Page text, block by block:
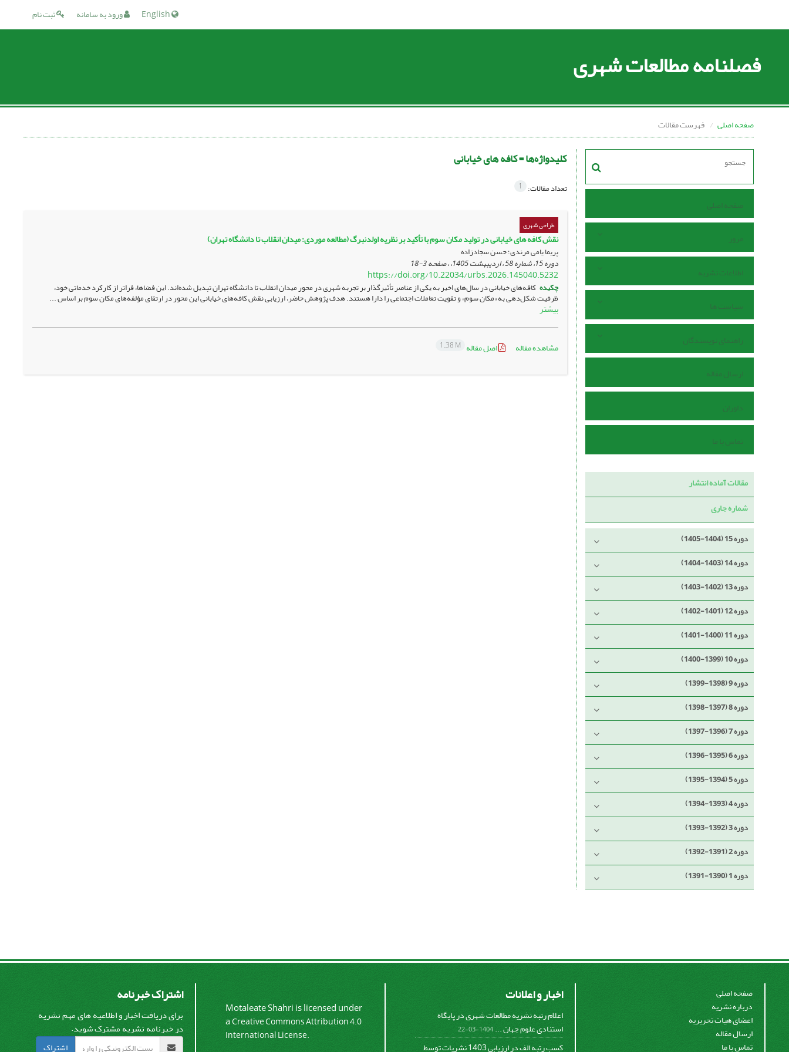
ثبت نام ورود به سامانه
فصلنامه مطالعات شهری
صفحه اصلی فهرست مقالات
صفحه اصلی
مرور
اطلاعات نشریه
سیاست ها
راهنمای نویسندگان
ارسال مقاله
داوران
تماس با ما
مقالات آماده انتشار
شماره جاری
دوره 15 (1404-1405)
دوره 14 (1403-1404)
دوره 13 (1402-1403)
دوره 12 (1401-1402)
دوره 11 (1400-1401)
دوره 10 (1399-1400)
دوره 9 (1398-1399)
دوره 8 (1397-1398)
دوره 7 (1396-1397)
دوره 6 (1395-1396)
دوره 5 (1394-1395)
دوره 4 (1393-1394)
دوره 3 (1392-1393)
دوره 2 (1391-1392)
دوره 1 (1390-1391)
کلیدواژه‌ها =کافه های خیابانی
تعداد مقالات: 1
طراحی شهری
نقش کافه های خیابانی در تولید مکان سوم با تأکید بر نظریه اولدنبرگ (مطالعه موردی: میدان انقلاب تا دانشگاه تهران)
پریما یامی مرندی؛ حسن سجادزاده
دوره 15، شماره 58 ، اردیبهشت 1405، ، صفحه 3-18
https://doi.org/10.22034/urbs.2026.145040.5232
چکیده کافه‌های خیابانی در سال‌های اخیر به یکی از عناصر تأثیرگذار بر تجربه شهری در محور میدان انقلاب تا دانشگاه تهران تبدیل شده‌اند. این فضاها، فراتر از کارکرد خدماتی خود،
ظرفیت شکل‌دهی به «مکان سوم» و تقویت تعاملات اجتماعی را دارا هستند. هدف پژوهش حاضر، ارزیابی نقش کافه‌های خیابانی این محور در ارتقای مؤلفه‌های مکان سوم بر اساس ...
بیشتر
مشاهده مقاله اصل مقاله 1.38 M
صفحه اصلی
درباره نشریه
اعضای هیات تحریریه
ارسال مقاله
تماس با ما
اخبار و اعلانات
اعلام رتبه نشریه مطالعات شهری در پایگاه
استنادی علوم جهان ... 1404-03-22
کسب رتبه الف در ارزیابی 1403 نشریات توسط
Motaleate Shahri is licensed under
aCreative Commons Attribution 4.0
International License.
اشتراک خبرنامه
برای دریافت اخبار و اطلاعیه های مهم نشریه
در خبرنامه نشریه مشترک شوید.
اشتراک